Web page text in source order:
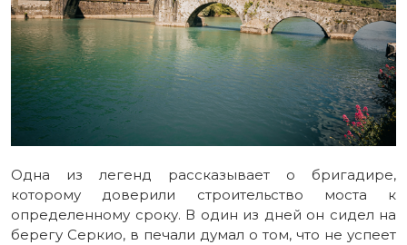
Одна из легенд рассказывает о бригадире,
которому доверили строительство моста к
определенному сроку. В один из дней он сидел на
берегу Серкио, в печали думал о том, что не успеет